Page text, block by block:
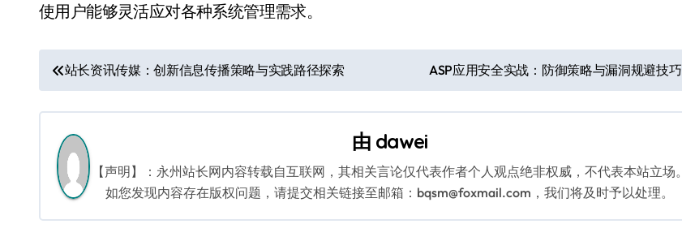
使用户能够灵活应对各种系统管理需求。
文
章
导
航
站长资讯传媒：创新信息传播策略与实践路径探索 ASP应用安全实战：防御策略与漏洞规避技巧
由 dawei
【声明】：永州站长网内容转载自互联网，其相关言论仅代表作者个人观点绝非权威，不代表本站立场。
如您发现内容存在版权问题，请提交相关链接至邮箱：bqsm@foxmail.com，我们将及时予以处理。